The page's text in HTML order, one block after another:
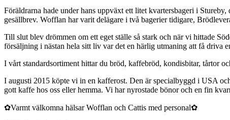
Föräldrarna hade under hans uppväxt ett litet kvartersbageri i
gesällbrev. Wofflan har varit delägare i två bagerier tidigare,
Till slut blev drömmen om ett eget ställe så stark och när vi hittade
försäljning i nästan hela sitt liv var det en härlig utmaning att få driva
I vårt standardsortiment hittar du bröd, kaffebröd, kondisbitar, tårtor
I augusti 2015 köpte vi in en kafferost. Den är specialbyggd i USA
gott kaffe hos oss eller hemma. Vi har nyrostade bönor och en fin
✿Varmt välkomna hälsar Wofflan och Cattis med personal✿